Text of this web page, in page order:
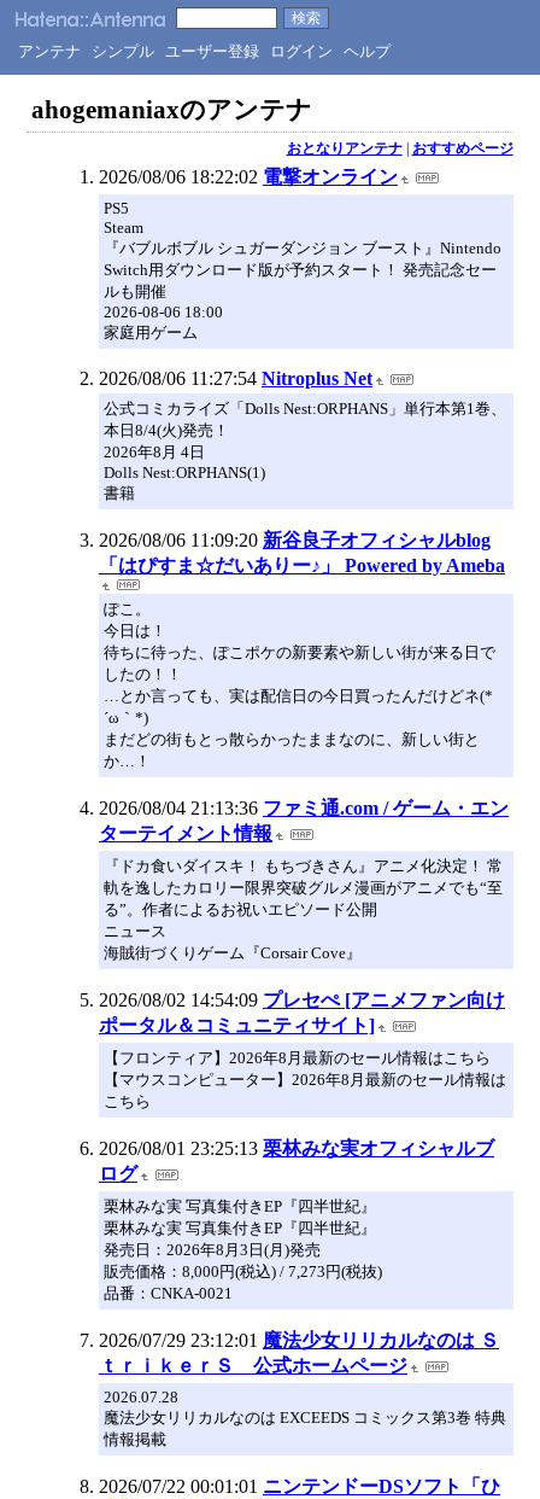
アンテナ シンプル ユーザー登録 ログイン ヘルプ
ahogemaniaxのアンテナ
おとなりアンテナ| おすすめページ
2026/08/06 18:22:02 電撃オンライン
PS5
Steam
『バブルボブル シュガーダンジョン ブースト』Nintendo
Switch用ダウンロード版が予約スタート！ 発売記念セー
ルも開催
2026-08-06 18:00
家庭用ゲーム
2026/08/06 11:27:54 Nitroplus Net
公式コミカライズ「Dolls Nest:ORPHANS」単行本第1巻、
本日8/4(火)発売！
2026年8月 4日
Dolls Nest:ORPHANS(1)
書籍
2026/08/06 11:09:20 新谷良子オフィシャルblog
「はぴすま☆だいありー♪」 Powered by Ameba
ぽこ。
今日は！
待ちに待った、ぽこポケの新要素や新しい街が来る日で
したの！！
…とか言っても、実は配信日の今日買ったんだけどネ(*
´ω｀*)ゞ
まだどの街もとっ散らかったままなのに、新しい街と
か…！
2026/08/04 21:13:36 ファミ通.com / ゲーム・エン
ターテイメント情報
『ドカ食いダイスキ！ もちづきさん』アニメ化決定！ 常
軌を逸したカロリー限界突破グルメ漫画がアニメでも“至
る”。作者によるお祝いエピソード公開
ニュース
海賊街づくりゲーム『Corsair Cove』
2026/08/02 14:54:09 プレセぺ [アニメファン向け
ポータル＆コミュニティサイト]
【フロンティア】2026年8月最新のセール情報はこちら
【マウスコンピューター】2026年8月最新のセール情報は
こちら
2026/08/01 23:25:13 栗林みな実オフィシャルブ
ログ
栗林みな実 写真集付きEP『四半世紀』
栗林みな実 写真集付きEP『四半世紀』
発売日：2026年8月3日(月)発売
販売価格：8,000円(税込) / 7,273円(税抜)
品番：CNKA-0021
2026/07/29 23:12:01 魔法少女リリカルなのは Ｓ
ｔｒｉｋｅｒＳ 公式ホームページ
2026.07.28
魔法少女リリカルなのは EXCEEDS コミックス第3巻 特典
情報掲載
2026/07/22 00:01:01 ニンテンドーDSソフト「ひ